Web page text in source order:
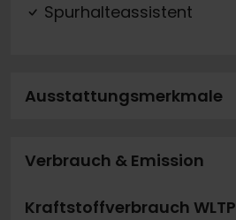
Spurhalteassistent
Ausstattungsmerkmale
Verbrauch & Emission
Kraftstoffverbrauch WLTP